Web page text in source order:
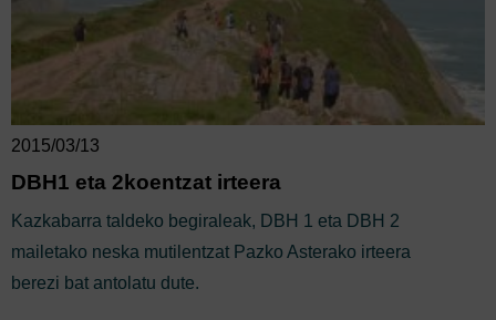
2015/03/13
DBH1 eta 2koentzat irteera
Kazkabarra taldeko begiraleak, DBH 1 eta DBH 2
mailetako neska mutilentzat Pazko Asterako irteera
berezi bat antolatu dute.